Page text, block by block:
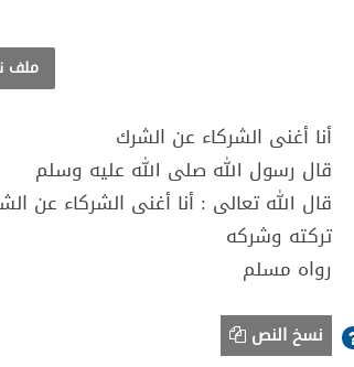
ملف
أنا أغنى الشركاء عن الشرك
قال رسول الله صلى الله عليه وسلم
قال الله تعالى : أنا أغنى الشركاء
تركته وشركه
رواه مسلم
نسخ النص